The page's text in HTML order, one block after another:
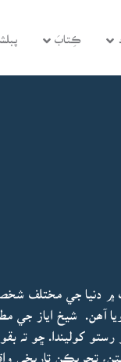
ڪِتابَ
۾ دنيا جي مختلف
آھن. شيخ اياز جي
کوليندا. ڇو تہ
تحريڪن تاريخي